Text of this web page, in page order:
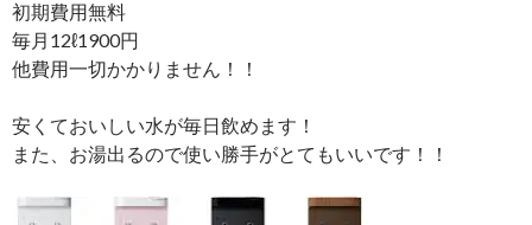
初期費用無料
毎月12ℓ1900円
他費用一切かかりません！！
安くておいしい水が毎日飲めます！
また、お湯出るので使い勝手がとてもいいです！！